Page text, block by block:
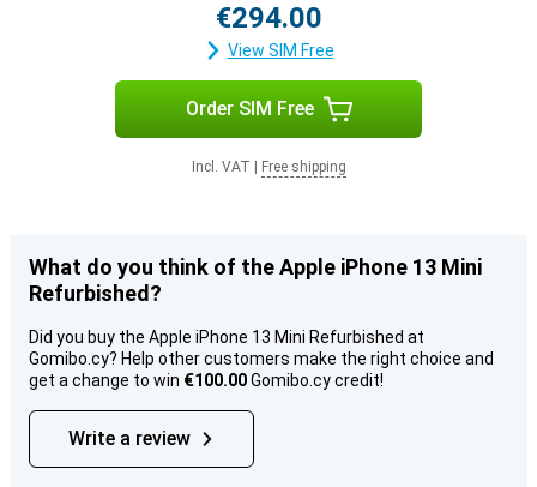
€294.00
View SIM Free
Order SIM Free
Incl. VAT Free shipping
What do you think of the Apple iPhone 13 Mini
Refurbished?
Did you buy the Apple iPhone 13 Mini Refurbished at
Gomibo.cy? Help other customers make the right choice and
get a change to win €100.00Gomibo.cy credit!
Write a review